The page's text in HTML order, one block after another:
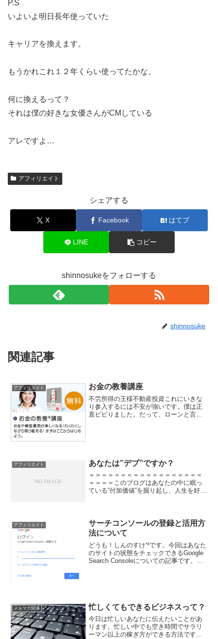
P.S
いよいよ明日長年使っていた
キャリアを換えます。
もうかれこれ１２年くらい使ってたかな。
何に換えるって？
それは僕の好きな女優さんがCMしている
アレですよ…
アフィリエイト
シェアする
X Facebook はてブ
LINE コピー
shinnosukeをフォローする
shinnosuke
関連記事
アフィリエイト お金の教養講座
不労所得の王様不動産投資これにいきな
り参入するには不安が強いです。僕は正
直ビビりました。だって、ローンと言う
アフィリエイト あなたは”デブ”ですか？
＝＝＝＝＝＝＝＝＝＝＝＝＝＝＝＝＝＝
＝＝＝＝このブログはあなたの中に眠っ
ている”付加価値”を掘り起し、人生を好転
す。＝＝＝＝＝＝＝＝＝...
アフィリエイト
サーチコンソールの登録と活用方
法について
どうも！しんのすけ⁺²です。今回はあなた
のサイトの状態をチェックできるGoogle
Search Consoleについての記事です。
メルマガ関連 忙しくてもできるビジネスって？
今日は忙しいあなたに伝えたいことがあ
ります。忙しい中でも空き時間でサラリ
ーマン以上の稼ぎ方ができる方法です。